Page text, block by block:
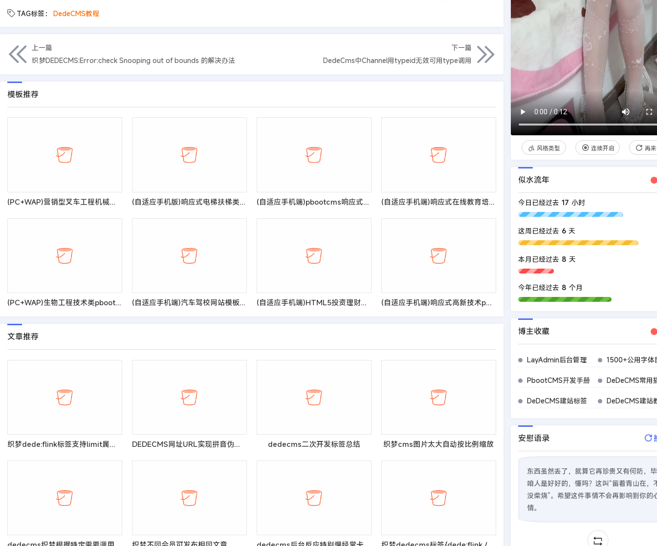
TAG标签： DedeCMS教程
上一篇
织梦DEDECMS:Error:check Snooping out of bounds 的解决办法
下一篇
DedeCms中Channel用typeid无效可用type调用
模板推荐
(PC+WAP)营销型叉车工程机械类网站pbootcms模板 红色机械设备制造网站源码 (自适应手机版)响应式电梯扶梯类pbootcms模板 电梯生产企业绿色企业网站源码 (自适应手机端)pbootcms响应式化妆美容网站模板 口红唇膏化妆品类网站源码 (自适应手机端)响应式在线教育培训类网站pbootcms模板 教育培训机构网站源码
(PC+WAP)生物工程技术类pbootcms网站模板 健康管理药品药业网站源码 (自适应手机端)汽车驾校网站模板 驾照培训网站源码 (自适应手机端)HTML5投资理财响应式海外理财投资管理类pbootcms模板 (自适应手机端)响应式高新技术pbootcms网站模板 HTML5科技能源技术网站源码
文章推荐
织梦dede:flink标签支持limit属性的方法 DEDECMS网址URL实现拼音伪静态的修改方法 dedecms二次开发标签总结 织梦cms图片太大自动按比例缩放
风格类型 连续开启 再
似水流年
今日已经过去 17 小时
这周已经过去 6 天
本月已经过去 8 天
今年已经过去 8 个月
博主收藏
LayAdmin后台管理 1500+公用字体
PbootCMS开发手册 DeDeCMS常用
DeDeCMS建站标签 DeDeCMS建站
安慰语录
东西虽然丢了，就算它再珍贵又有何防，
咱人是好好的，懂吗？这叫“留着青山在，
没柴烧”。希望这件事情不会再影响到你的
情。